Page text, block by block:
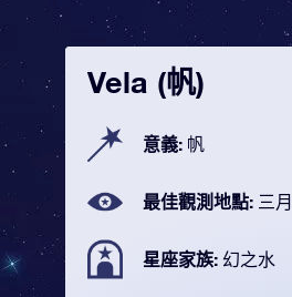
Vela (帆)
意義: 帆
最佳觀測地點: 三月
星座家族: 幻之水